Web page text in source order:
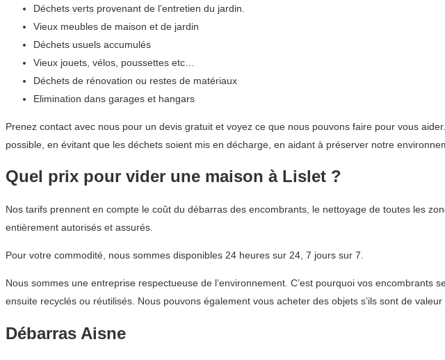
Déchets verts provenant de l’entretien du jardin.
Vieux meubles de maison et de jardin
Déchets usuels accumulés
Vieux jouets, vélos, poussettes etc…
Déchets de rénovation ou restes de matériaux
Elimination dans garages et hangars
Prenez contact avec nous pour un devis gratuit et voyez ce que nous pouvons faire pour vous
possible, en évitant que les déchets soient mis en décharge, en aidant à préserver notre
Quel prix pour vider une maison à Lislet ?
Nos tarifs prennent en compte le coût du débarras des encombrants, le nettoyage de toutes les
entièrement autorisés et assurés.
Pour votre commodité, nous sommes disponibles 24 heures sur 24, 7 jours sur 7.
Nous sommes une entreprise respectueuse de l’environnement. C’est pourquoi vos
ensuite recyclés ou réutilisés. Nous pouvons également vous acheter des objets s’ils sont de
Débarras Aisne